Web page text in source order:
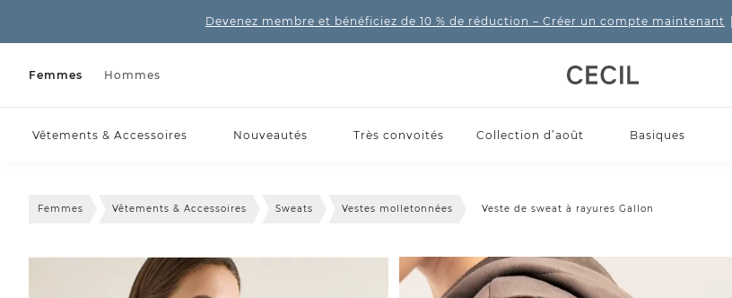
Devenez membre et bénéficiez de 10 % de réduction – Créer un compte maintenant
Femmes Hommes
Vêtements & Accessoires Nouveautés Très convoités Collection d’août Basiques
Femmes Vêtements & Accessoires Sweats Vestes molletonnées Veste de sweat à rayures Gallon